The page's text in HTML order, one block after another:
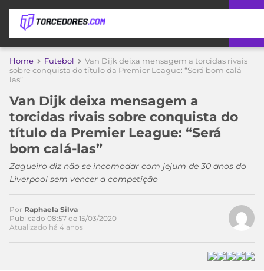
APOSTAS
DE
APOSTA
MELHORES
SITES
DE
APOSTAS
2026
CÓDIGO
COPA
DO
MUNDO
TIMES
MEU
TIME
CAMPEONATOS
Home Futebol
Van Dijk deixa mensagem a torcidas rivais
sobre conquista do título da Premier League: “Será bom calá-
las”
Van Dijk deixa mensagem a
torcidas rivais sobre conquista do
título da Premier League: “Será
bom calá-las”
Zagueiro diz não se incomodar com jejum de 30 anos do
Liverpool sem vencer a competição
Por Raphaela Silva
Publicado 08:57 de 15/03/2020
Atualizado há 4 anos